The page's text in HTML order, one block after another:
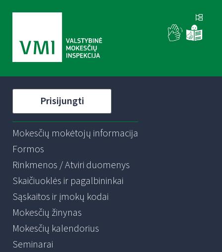
Prisijungti
Mokesčių mokėtojų informacija
Formos
Rinkmenos / Atviri duomenys
Skaičiuoklės ir pagalbininkai
Sąskaitos ir įmokų kodai
Mokesčių žinynas
Mokesčių kalendorius
Seminarai